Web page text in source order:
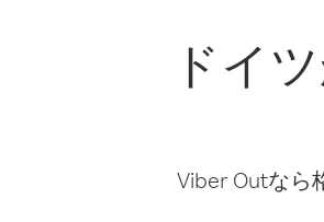
ドイ
Viber Outなら